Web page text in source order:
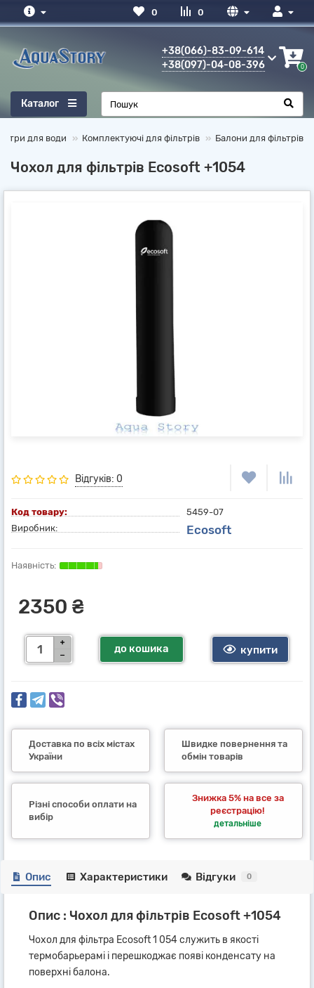
0
0
+38(066)-83-09-614
+38(097)-04-08-396
0
Каталог
для води Комплектуючі для фільтрів Балони для фільтрів
Чохол для фільтрів Ecosoft +1054
Відгуків: 0
Код товару:
5459-07
Виробник:
Ecosoft
2350 ₴
до кошика купити
Доставка по всіх містах
України
Швидке повернення та
обмін товарів
Різні способи оплати на
вибір
Знижка 5% на все за
реєстрацію!
детальніше
Опис Характеристики Відгуки 0
Опис : Чохол для фільтрів Ecosoft +1054
Чохол для фільтра Ecosoft 1 054 служить в якості
термобарьерамі і перешкоджає появі конденсату на
поверхні балона.